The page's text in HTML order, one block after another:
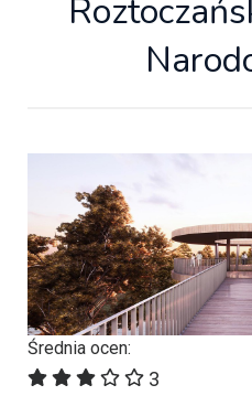
Średnia ocen:
3